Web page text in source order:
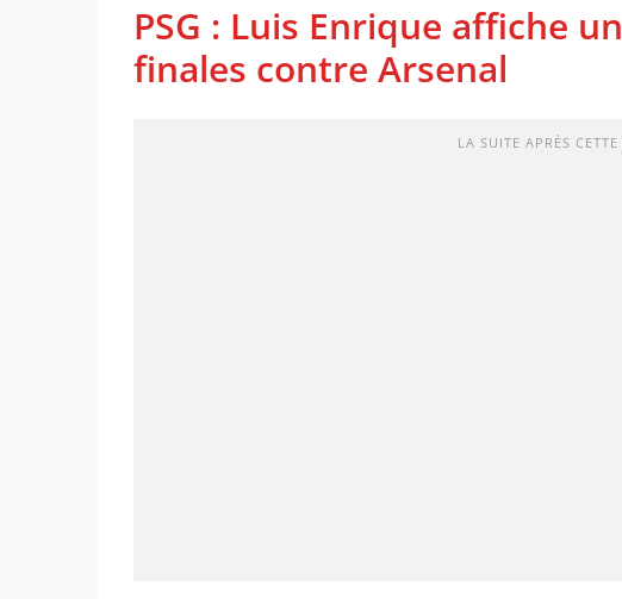
PSG : Luis Enrique affiche
finales contre Arsenal
LA SUITE APRÈS